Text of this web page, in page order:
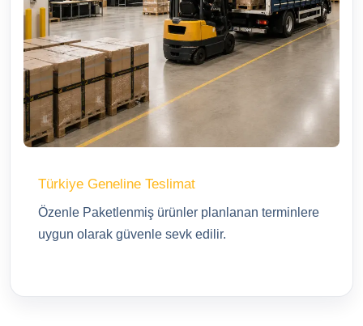
Türkiye Geneline Teslimat
Özenle Paketlenmiş ürünler planlanan terminlere
uygun olarak güvenle sevk edilir.